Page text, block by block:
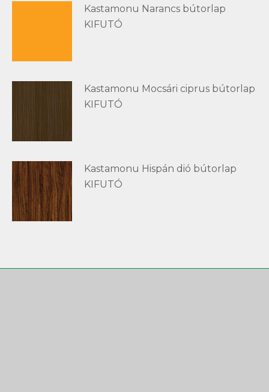
Kastamonu Narancs bútorlap
KIFUTÓ
Kastamonu Mocsári ciprus bútorlap
KIFUTÓ
Kastamonu Hispán dió bútorlap
KIFUTÓ